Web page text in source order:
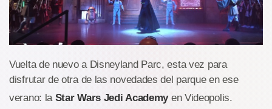
Vuelta de nuevo a Disneyland Parc, esta vez para
disfrutar de otra de las novedades del parque en ese
verano: la Star Wars Jedi Academyen Videopolis.